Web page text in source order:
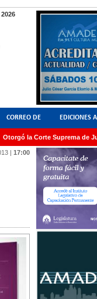
CORREO DE
LECTORES
EDICIONES
Otorgó la Corte Suprema de
| 17:00